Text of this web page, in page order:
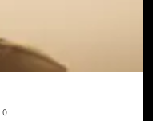
0